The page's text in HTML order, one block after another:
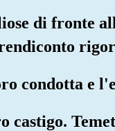
di fronte
condotta e
castigo.